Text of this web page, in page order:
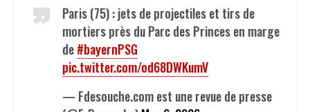
Paris (75) : jets de projectiles et tirs de
mortiers près du Parc des Princes en marge
de#bayernPSG
pic.twitter.com/od68DWKumV
— Fdesouche.com est une revue de presse